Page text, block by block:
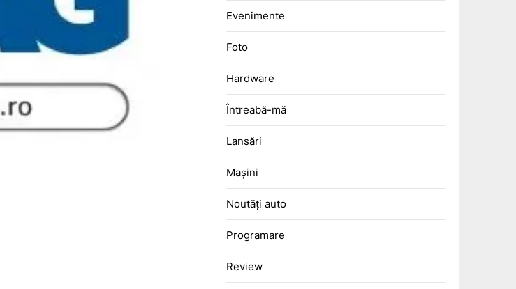
Evenimente
Foto
Hardware
Întreabă-mă
Lansări
Mașini
Noutăți auto
Programare
Review